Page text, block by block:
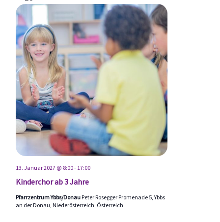
Kinderchor ab 3 Jahre
13. Januar 2027 @ 8:00- 17:00
Pfarrzentrum Ybbs/Donau Peter Rosegger Promenade 5, Ybbs
an der Donau, Niederösterreich, Österreich